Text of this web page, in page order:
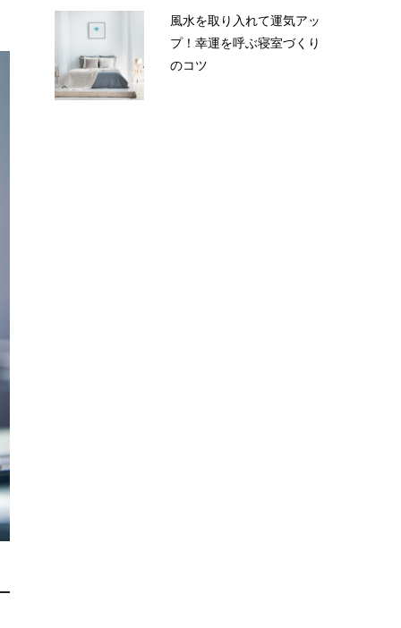
風水を取り入れて運気アッ
プ！幸運を呼ぶ寝室づくり
のコツ